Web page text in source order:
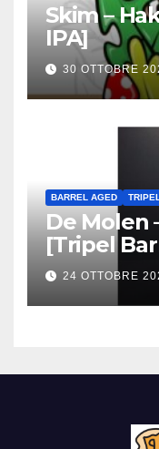
Skim –
IPA]
30 OTTOBRE
BARREL AGED TRIPEL
De Molen
[Tripel
24 OTTOBRE